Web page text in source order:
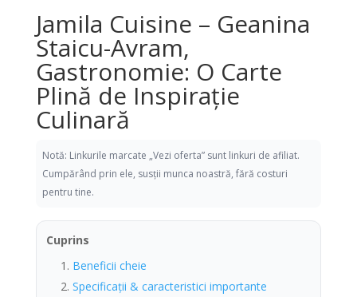
Jamila Cuisine – Geanina
Staicu-Avram,
Gastronomie: O Carte
Plină de Inspirație
Culinară
Notă: Linkurile marcate „Vezi oferta” sunt linkuri de afiliat.
Cumpărând prin ele, susții munca noastră, fără costuri
pentru tine.
Cuprins
Beneficii cheie
Specificații & caracteristici importante